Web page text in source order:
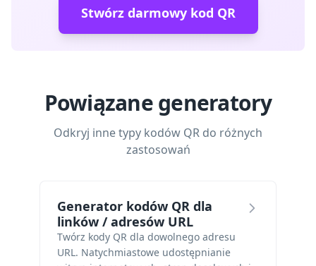
Stwórz darmowy kod QR
Powiązane generatory
Odkryj inne typy kodów QR do różnych
zastosowań
Generator kodów QR dla
linków / adresów URL
Twórz kody QR dla dowolnego adresu
URL. Natychmiastowe udostępnianie